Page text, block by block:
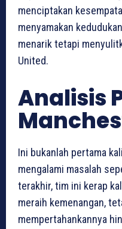
menciptakan
menyamakan
menarik tetapi
United.
Analisis
Ini bukanlah pertama
mengalami masalah
terakhir, tim ini kerap
meraih kemenangan,
mempertahankannya